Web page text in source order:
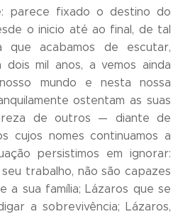
parece fixado o destino do
o inicio até ao final, de tal
acabamos de escutar,
mil anos, a vemos ainda
mundo e nesta nossa
ostentam as suas
de outros — diante de
cujos nomes continuamos a
persistimos em ignorar:
trabalho, não são capazes
a sua família; Lázaros que se
a sobrevivência; Lázaros,